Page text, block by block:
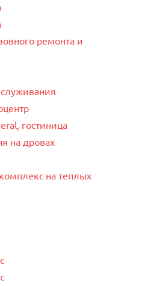
ремонта и
гостиница
на дровах
на теплых